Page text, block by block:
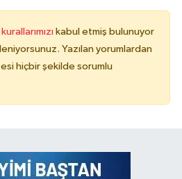
kabul etmiş bulunuyor
Yazılan yorumlardan
hiçbir şekilde sorumlu